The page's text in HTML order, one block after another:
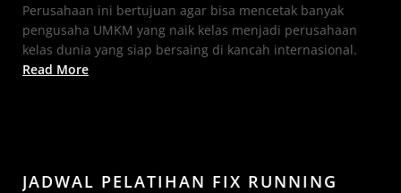
Perusahaan ini bertujuan agar bisa mencetak banyak
pengusaha UMKM yang naik kelas menjadi perusahaan
kelas dunia yang siap bersaing di kancah internasional.
Read More
JADWAL PELATIHAN FIX RUNNING